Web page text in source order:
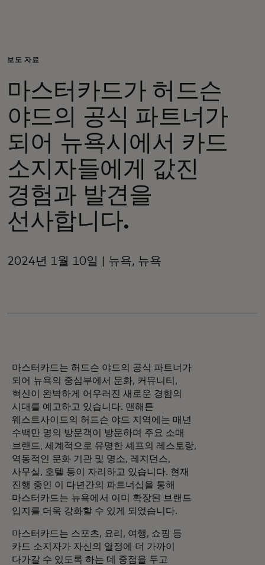
비즈니스 고객
모두를 위한 가치
이노베이터
뉴스 & 인사이트
보도 자료
마스터카드가 허드슨
야드의 공식 파트너가
되어 뉴욕시에서 카드
소지자들에게 값진
경험과 발견을
선사합니다.
2024년 1월 10일 | 뉴욕, 뉴욕
마스터카드는 허드슨 야드의 공식 파트너가
되어 뉴욕의 중심부에서 문화, 커뮤니티,
혁신이 완벽하게 어우러진 새로운 경험의
시대를 예고하고 있습니다. 맨해튼
웨스트사이드의 허드슨 야드 지역에는 매년
수백만 명의 방문객이 방문하며 주요 소매
브랜드, 세계적으로 유명한 셰프의 레스토랑,
역동적인 문화 기관 및 명소, 레지던스,
사무실, 호텔 등이 자리하고 있습니다. 현재
진행 중인 이 다년간의 파트너십을 통해
마스터카드는 뉴욕에서 이미 확장된 브랜드
입지를 더욱 강화할 수 있게 되었습니다.
마스터카드는 스포츠, 요리, 여행, 쇼핑 등
카드 소지자가 자신의 열정에 더 가까이
다가갈 수 있도록 하는 데 중점을 두고